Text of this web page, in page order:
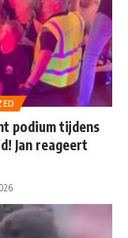
podium tijdens
Jan reageert